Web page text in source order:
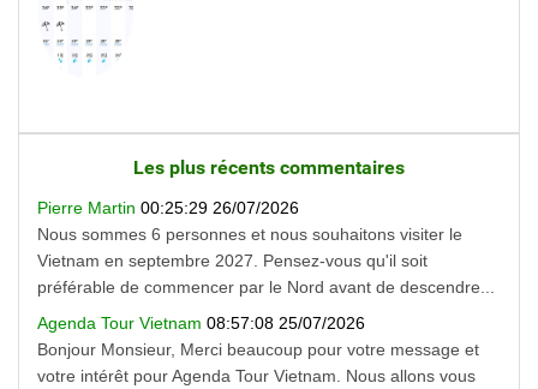
Les plus récents commentaires
Pierre Martin 00:25:29 26/07/2026
Nous sommes 6 personnes et nous souhaitons visiter le
Vietnam en septembre 2027. Pensez-vous qu'il soit
préférable de commencer par le Nord avant de descendre...
Agenda Tour Vietnam 08:57:08 25/07/2026
Bonjour Monsieur, Merci beaucoup pour votre message et
votre intérêt pour Agenda Tour Vietnam. Nous allons vous